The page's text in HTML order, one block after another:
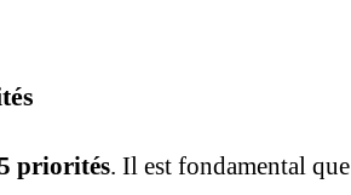
priorités. Il est fondamental que